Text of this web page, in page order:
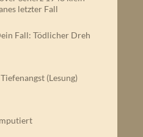
letzter Fall
Fall: Tödlicher Dreh
(Lesung)